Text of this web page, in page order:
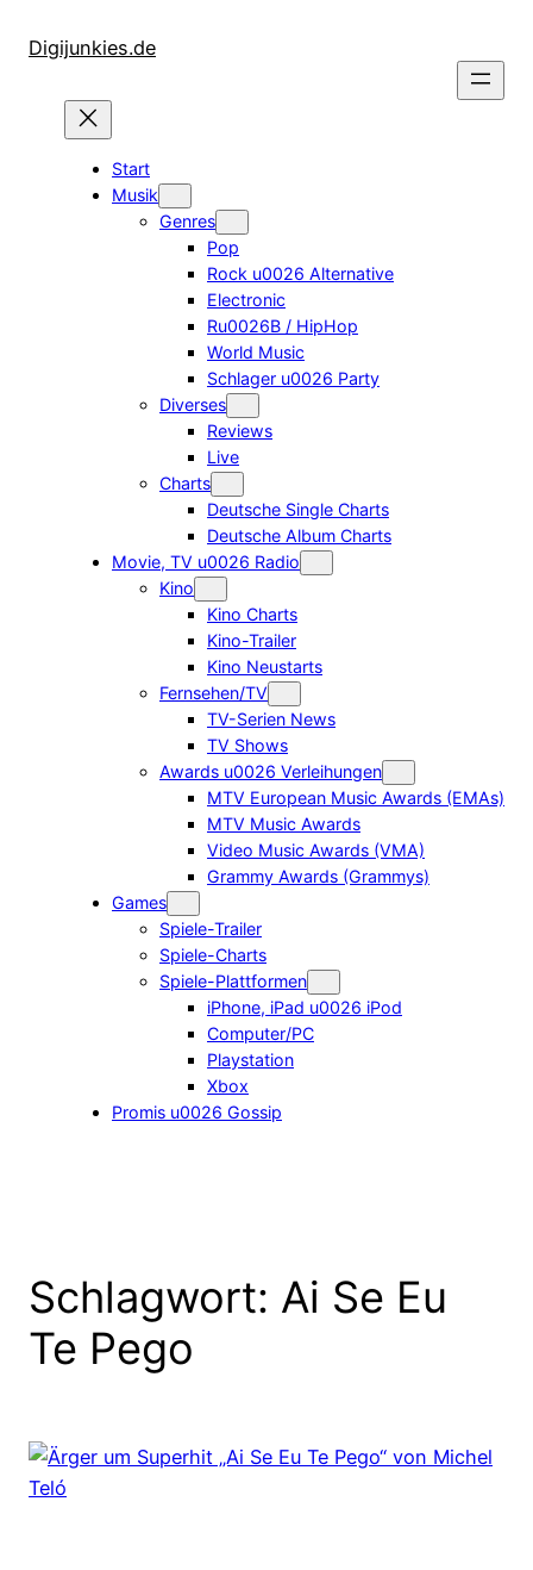
InhaltDigijunkies.de
Start
Musik
Genres
Pop
Rock u0026 Alternative
Electronic
Ru0026B / HipHop
World Music
Schlager u0026 Party
Diverses
Reviews
Live
Charts
Deutsche Single Charts
Deutsche Album Charts
Movie, TV u0026 Radio
Kino
Kino Charts
Kino-Trailer
Kino Neustarts
Fernsehen/TV
TV-Serien News
TV Shows
Awards u0026 Verleihungen
MTV European Music Awards (EMAs)
MTV Music Awards
Video Music Awards (VMA)
Grammy Awards (Grammys)
Games
Spiele-Trailer
Spiele-Charts
Spiele-Plattformen
iPhone, iPad u0026 iPod
Computer/PC
Playstation
Xbox
Promis u0026 Gossip
Schlagwort: Ai Se Eu
Te Pego